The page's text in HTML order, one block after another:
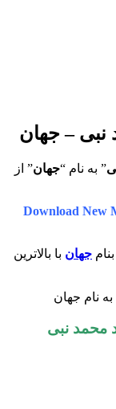
نبی – جهان
” به نام “جهان” از
Download New
بنام جهان با بالاترین
محمد نبی